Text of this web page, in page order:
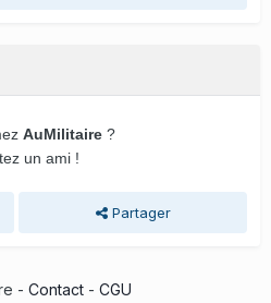
AuMilitaire ?
un ami !
Partager
- Contact- CGU